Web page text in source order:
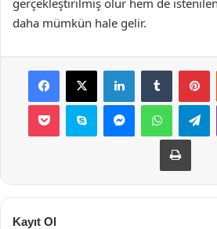
gerçekleştirilmiş olur hem de
daha mümkün hale gelir.
Facebook
X LinkedInTumblr
Pocket Skype Messenger
Kayıt Ol